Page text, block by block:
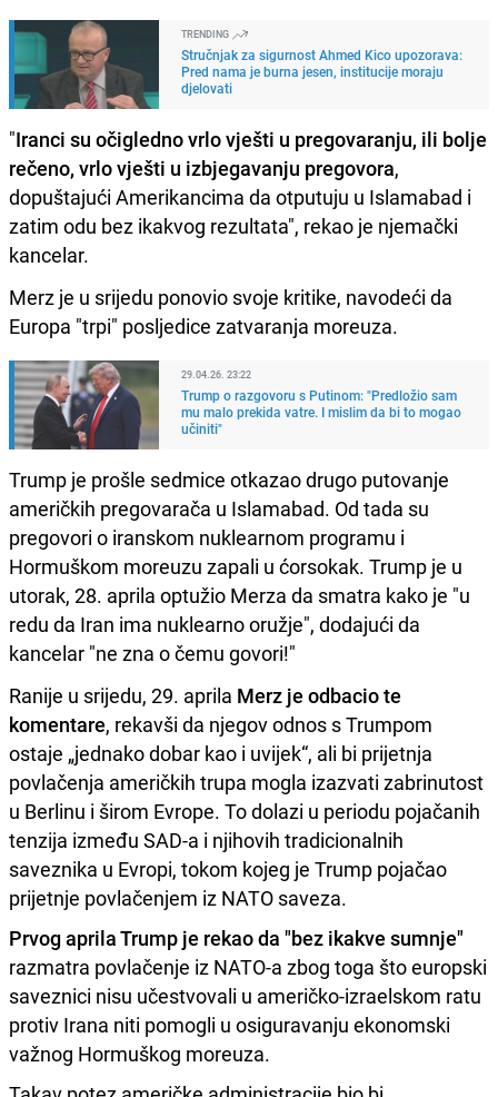
TRENDING
Stručnjak za sigurnost Ahmed Kico upozorava:
Pred nama je burna jesen, institucije moraju
djelovati
"Iranci su očigledno vrlo vješti u pregovaranju, ili bolje
rečeno, vrlo vješti u izbjegavanju pregovora,
dopuštajući Amerikancima da otputuju u Islamabad i
zatim odu bez ikakvog rezultata", rekao je njemački
kancelar.
Merz je u srijedu ponovio svoje kritike, navodeći da
Europa "trpi" posljedice zatvaranja moreuza.
29.04.26. 23:22
Trump o razgovoru s Putinom: "Predložio sam
mu malo prekida vatre. I mislim da bi to mogao
učiniti"
Trump je prošle sedmice otkazao drugo putovanje
američkih pregovarača u Islamabad. Od tada su
pregovori o iranskom nuklearnom programu i
Hormuškom moreuzu zapali u ćorsokak. Trump je u
utorak, 28. aprila optužio Merza da smatra kako je "u
redu da Iran ima nuklearno oružje", dodajući da
kancelar "ne zna o čemu govori!"
Ranije u srijedu, 29. aprila Merz je odbacio te
komentare, rekavši da njegov odnos s Trumpom
ostaje „jednako dobar kao i uvijek“, ali bi prijetnja
povlačenja američkih trupa mogla izazvati zabrinutost
u Berlinu i širom Evrope. To dolazi u periodu pojačanih
tenzija između SAD-a i njihovih tradicionalnih
saveznika u Evropi, tokom kojeg je Trump pojačao
prijetnje povlačenjem iz NATO saveza.
Prvog aprila Trump je rekao da "bez ikakve sumnje"
razmatra povlačenje iz NATO-a zbog toga što europski
saveznici nisu učestvovali u američko-izraelskom ratu
protiv Irana niti pomogli u osiguravanju ekonomski
važnog Hormuškog moreuza.